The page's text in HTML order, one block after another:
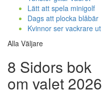
Lätt att spela minigolf
Dags att plocka blåbär
Kvinnor ser vackrare ut
Alla Väljare
8 Sidors bok
om valet 2026